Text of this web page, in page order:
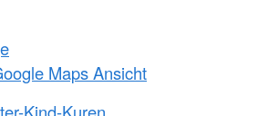
Maps Ansicht